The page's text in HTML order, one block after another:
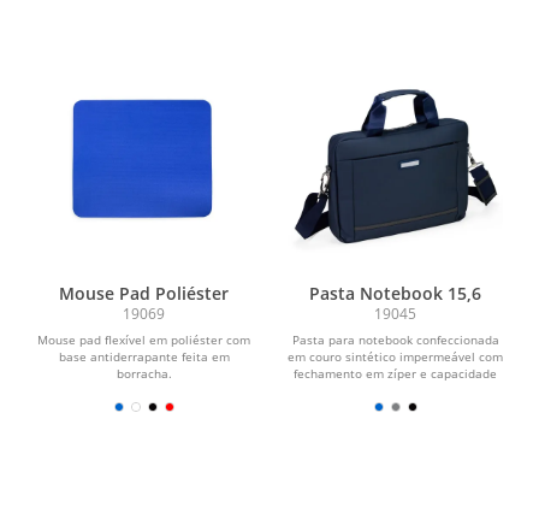
Mouse Pad Poliéster
19069
Mouse pad flexível em poliéster com
base antiderrapante feita em
borracha.
Pasta Notebook 15,6
19045
Pasta para notebook confeccionada
em couro sintético impermeável com
fechamento em zíper e capacidade